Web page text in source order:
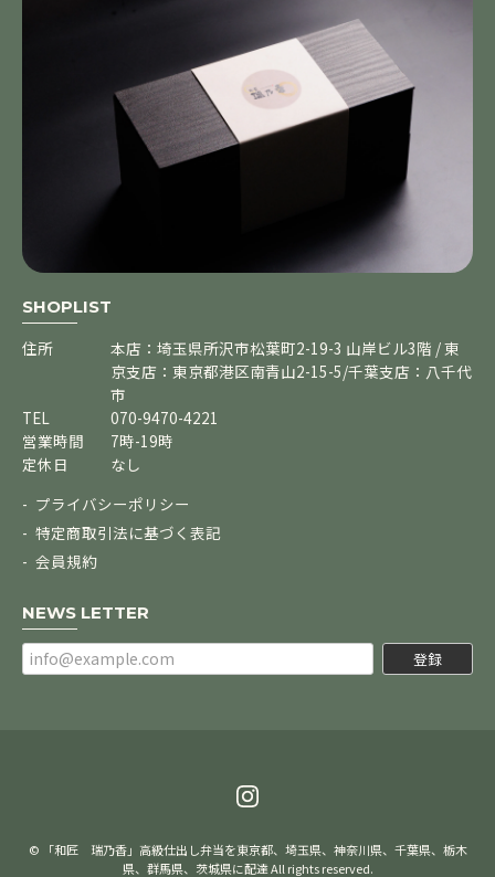
SHOPLIST
住所
本店：埼玉県所沢市松葉町2-19-3 山岸ビル3階 / 東
京支店：東京都港区南青山2-15-5/千葉支店：八千代
市
TEL
070-9470-4221
営業時間
7時-19時
定休日
なし
プライバシーポリシー
特定商取引法に基づく表記
会員規約
NEWS LETTER
登録
© 「和匠 瑞乃香」高級仕出し弁当を東京都、埼玉県、神奈川県、千葉県、栃木
県、群馬県、茨城県に配達 All rights reserved.